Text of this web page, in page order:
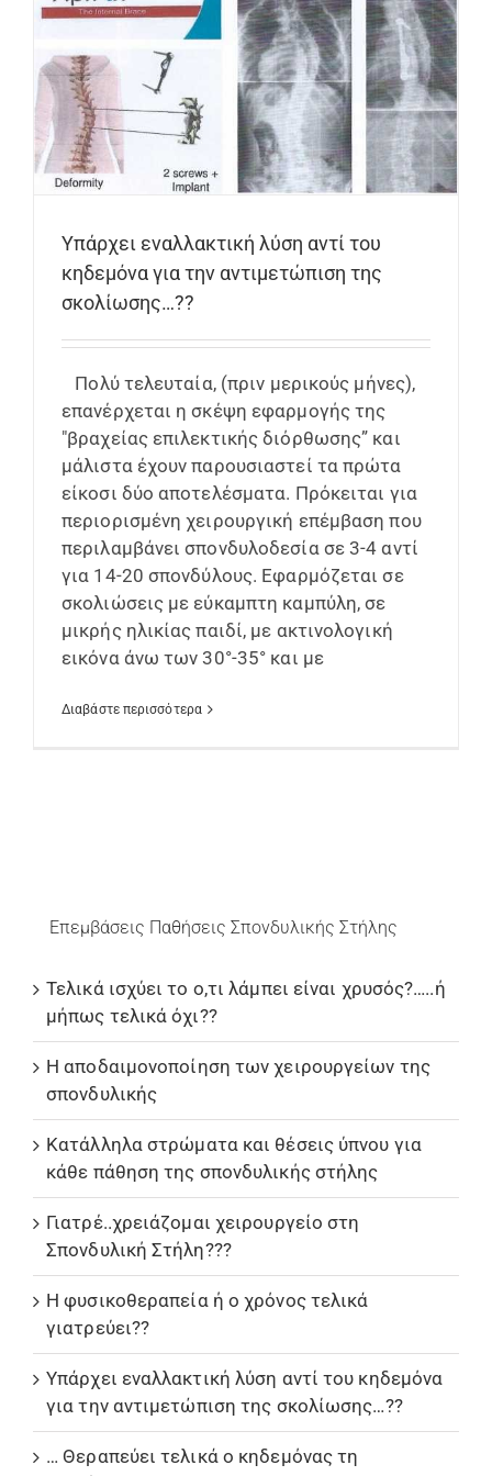
Υπάρχει εναλλακτική λύση αντί του
κηδεμόνα για την αντιμετώπιση της
σκολίωσης…??
Πολύ τελευταία, (πριν μερικούς μήνες),
επανέρχεται η σκέψη εφαρμογής της
"βραχείας επιλεκτικής διόρθωσης” και
μάλιστα έχουν παρουσιαστεί τα πρώτα
είκοσι δύο αποτελέσματα. Πρόκειται για
περιορισμένη χειρουργική επέμβαση που
περιλαμβάνει σπονδυλοδεσία σε 3-4 αντί
για 14-20 σπονδύλους. Εφαρμόζεται σε
σκολιώσεις με εύκαμπτη καμπύλη, σε
μικρής ηλικίας παιδί, με ακτινολογική
εικόνα άνω των 30°-35° και με
Διαβάστε περισσότερα
Επεμβάσεις Παθήσεις Σπονδυλικής Στήλης
Τελικά ισχύει το ο,τι λάμπει είναι χρυσός?…..ή
μήπως τελικά όχι??
Η αποδαιμονοποίηση των χειρουργείων της
σπονδυλικής
Κατάλληλα στρώματα και θέσεις ύπνου για
κάθε πάθηση της σπονδυλικής στήλης
Γιατρέ..χρειάζομαι χειρουργείο στη
Σπονδυλική Στήλη???
Η φυσικοθεραπεία ή ο χρόνος τελικά
γιατρεύει??
Υπάρχει εναλλακτική λύση αντί του κηδεμόνα
για την αντιμετώπιση της σκολίωσης…??
… Θεραπεύει τελικά ο κηδεμόνας τη